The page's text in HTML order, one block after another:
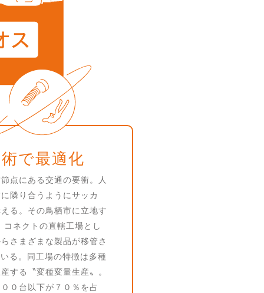
で最適化
点にある交通の要衝。人
隣り合うようにサッカ
る。その鳥栖市に立地す
ネクトの直轄工場とし
さまざまな製品が移管さ
る。同工場の特徴は多種
する〝変種変量生産〟。
０台以下が７０％を占